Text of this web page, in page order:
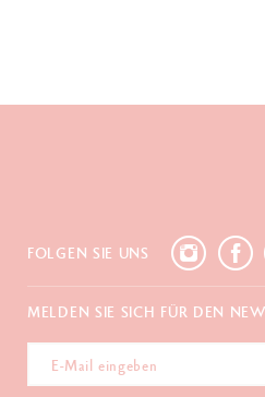
FOLGEN SIE UNS
MELDEN SIE SICH FÜR DEN